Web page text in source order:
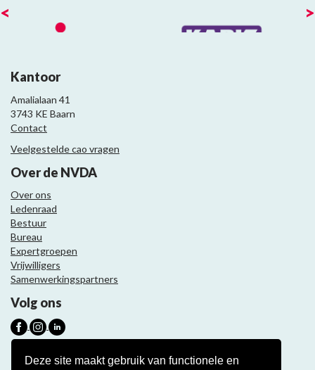
Deze site maakt gebruik van functionele en
< >
Kantoor
Amalialaan 41
3743 KE Baarn
Contact
Veelgestelde cao vragen
Over de NVDA
Over ons
Ledenraad
Bestuur
Bureau
Expertgroepen
Vrijwilligers
Samenwerkingspartners
Volg ons
Nieuwsbrief